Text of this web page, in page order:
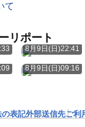
て
リポート
8月9日(日)22:41
8月9日(日)09:16
の表記外部送信先ご利